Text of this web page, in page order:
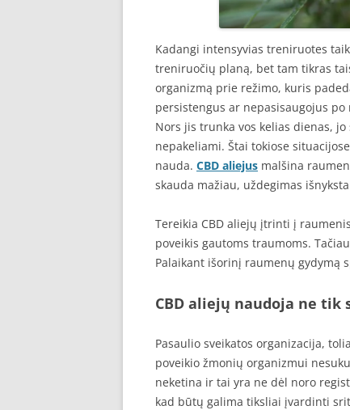
Kadangi intensyvias treniruotes
treniruočių planą, bet tam tikras
organizmą prie režimo, kuris
persistengus ar nepasisaugojus
Nors jis trunka vos kelias dienas,
nepakeliami. Štai tokiose
nauda. CBD aliejus malšina
skauda mažiau, uždegimas
Tereikia CBD aliejų įtrinti į
poveikis gautoms traumoms.
Palaikant išorinį raumenų gydymą
CBD aliejų naudoja ne tik
Pasaulio sveikatos organizacija,
poveikio žmonių organizmui
neketina ir tai yra ne dėl noro
kad būtų galima tiksliai įvardinti